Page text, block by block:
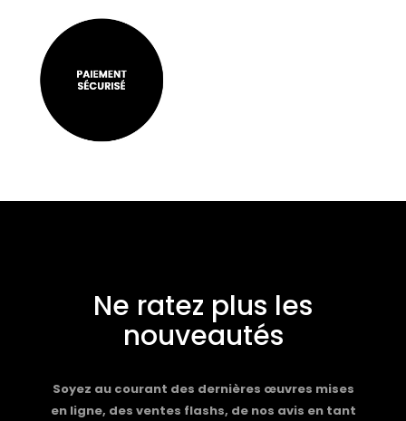
Ne ratez plus les
nouveautés
Soyez au courant des dernières œuvres mises
en ligne, des ventes flashs, de nos avis en tant